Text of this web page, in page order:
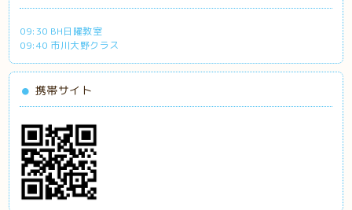
09:30 BH日曜教室
09:40 市川大野クラス
携帯サイト